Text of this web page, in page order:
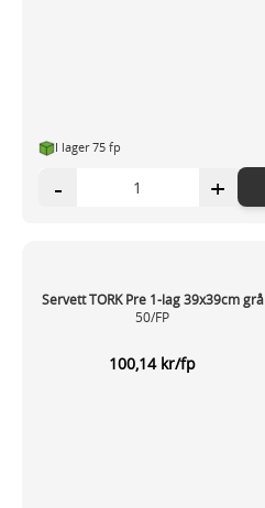
I lager 75 fp
- +
Servett TORK Pre 1-lag 39x39cm grå
50/FP
100,14 kr/fp